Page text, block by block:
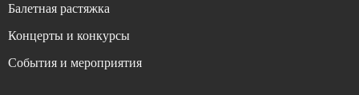
Балетная растяжка
Концерты и конкурсы
События и мероприятия